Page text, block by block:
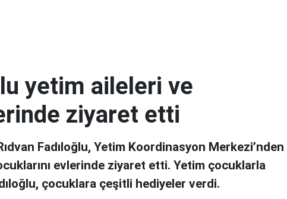
yetim aileleri ve
ziyaret etti
Fadıloğlu, Yetim Koordinasyon Merkezi’nden
evlerinde ziyaret etti. Yetim çocuklarla
çocuklara çeşitli hediyeler verdi.